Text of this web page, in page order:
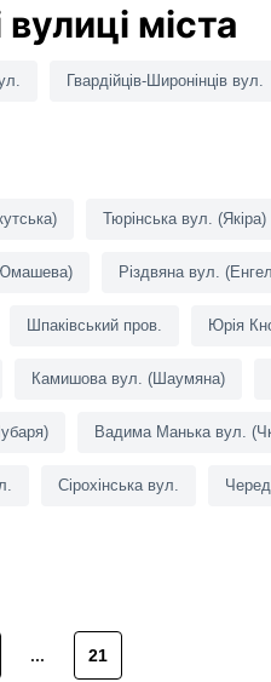
міста
Гвардійців-Широнінців вул.
Тюрінська вул. (Якіра)
Різдвяна вул.
Шпаківський пров. Юрія
Камишова вул. (Шаумяна)
Вадима Манька вул.
Сірохінська вул.
21